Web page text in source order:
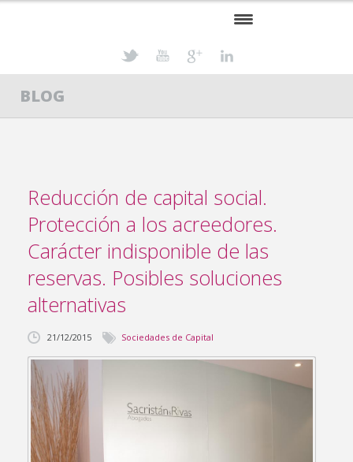
PROFESIONALES
CONTACTO
BLOG
Reducción de capital social.
Protección a los acreedores.
Carácter indisponible de las
reservas. Posibles soluciones
alternativas
21/12/2015 Sociedades de Capital